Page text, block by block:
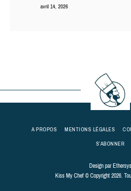
avril 14, 2026
A PROPOS MENTIONS LÉGALES
S’ABONNER
Design parEthersys
Kiss My Chef © Copyright 2026.